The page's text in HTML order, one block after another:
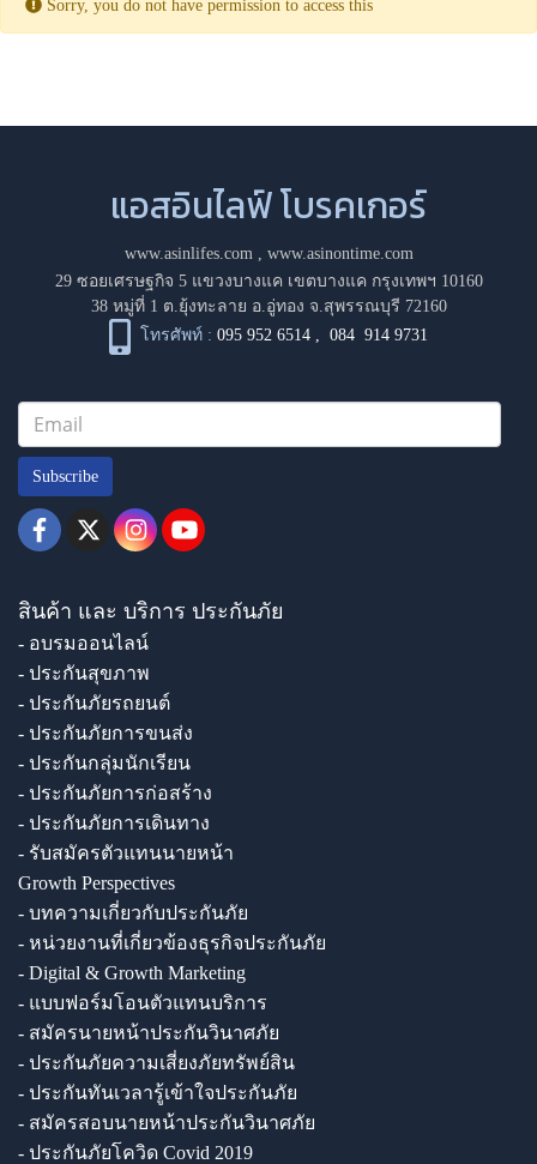
Sorry, you do not have permission to access this
แอสอินไลฟ์ โบรคเกอร์
www.asinlifes.com, www.asinontime.com
29 ซอยเศรษฐกิจ 5 แขวงบางแค เขตบางแค กรุงเทพฯ 10160
38 หมู่ที่ 1 ต.ยุ้งทะลาย อ.อู่ทอง จ.สุพรรณบุรี 72160
โทรศัพท์ : 095 952 6514 ,084 914 9731
Subscribe
สินค้า และ บริการ ประกันภัย
- อบรมออนไลน์
- ประกันสุขภาพ
- ประกันภัยรถยนต์
- ประกันภัยการขนส่ง
- ประกันกลุ่มนักเรียน
- ประกันภัยการก่อสร้าง
- ประกันภัยการเดินทาง
- รับสมัครตัวแทนนายหน้า
Growth Perspectives
- บทความเกี่ยวกับประกันภัย
- หน่วยงานที่เกี่ยวข้องธุรกิจประกันภัย
- Digital & Growth Marketing
- แบบฟอร์มโอนตัวแทนบริการ
- สมัครนายหน้าประกันวินาศภัย
- ประกันภัยความเสี่ยงภัยทรัพย์สิน
- ประกันทันเวลารู้เข้าใจประกันภัย
- สมัครสอบนายหน้าประกันวินาศภัย
- ประกันภัยโควิด Covid 2019